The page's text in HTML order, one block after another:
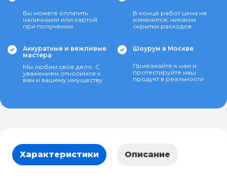
Вы можете оплатить
наличными или картой
при получении
В конце работ цена не
изменится, никаких
скрытых расходов
Аккуратные и вежливые
мастера
Мы любим свое дело. С
уважением относимся к
вам и вашему имуществу
Шоурум в Москве
Приезжайте к нам и
протестируйте наш
продукт в реальности
Характеристики Описание